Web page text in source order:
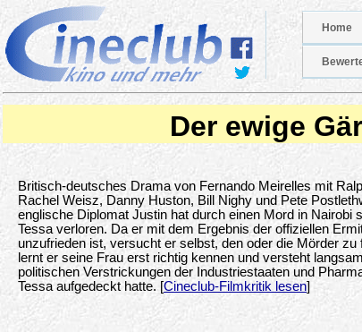
Home
Der ewige
Britisch-deutsches Drama von Fernando Meirelles mit
Rachel Weisz, Danny Huston, Bill Nighy und Pete
englische Diplomat Justin hat durch einen Mord in Nairobi
Tessa verloren. Da er mit dem Ergebnis der offiziellen
unzufrieden ist, versucht er selbst, den oder die Mörder zu
lernt er seine Frau erst richtig kennen und versteht
politischen Verstrickungen der Industriestaaten und
Tessa aufgedeckt hatte. [Cineclub-Filmkritik lesen]